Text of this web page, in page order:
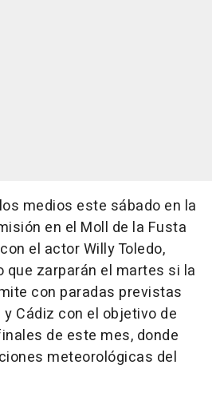
medios este sábado en la
en el Moll de la Fusta
el actor Willy Toledo,
que zarparán el martes si la
con paradas previstas
Cádiz con el objetivo de
de este mes, donde
meteorológicas del